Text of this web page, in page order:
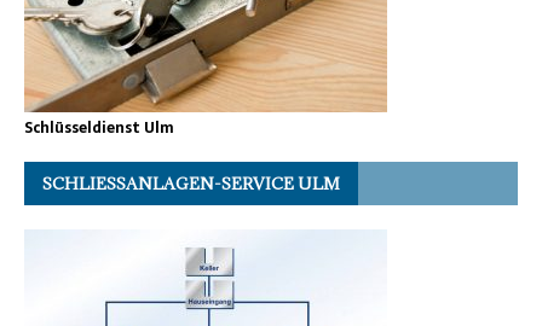
Schlüsseldienst Ulm
SCHLIESSANLAGEN-SERVICE ULM